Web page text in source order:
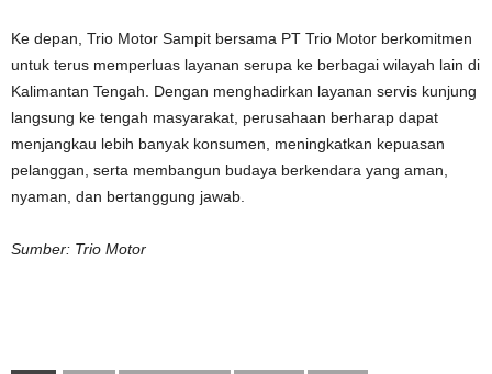
Ke depan, Trio Motor Sampit bersama PT Trio Motor berkomitmen
untuk terus memperluas layanan serupa ke berbagai wilayah lain di
Kalimantan Tengah. Dengan menghadirkan layanan servis kunjung
langsung ke tengah masyarakat, perusahaan berharap dapat
menjangkau lebih banyak konsumen, meningkatkan kepuasan
pelanggan, serta membangun budaya berkendara yang aman,
nyaman, dan bertanggung jawab.
Sumber: Trio Motor